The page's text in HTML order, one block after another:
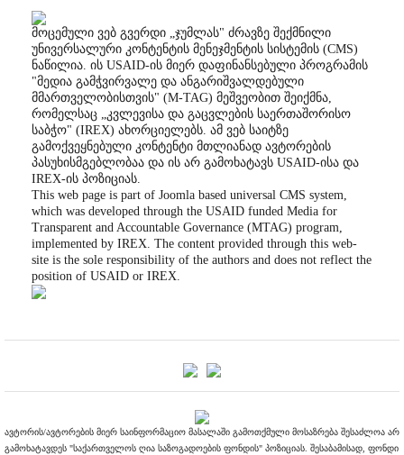
მოცემული ვებ გვერდი „ჯუმლას" ძრავზე შექმნილი
უნივერსალური კონტენტის მენეჯმენტის სისტემის (CMS)
ნაწილია. ის USAID-ის მიერ დაფინანსებული პროგრამის
"მედია გამჭვირვალე და ანგარიშვალდებული
მმართველობისთვის" (M-TAG) მეშვეობით შეიქმნა,
რომელსაც „კვლევისა და გაცვლების საერთაშორისო
საბჭო" (IREX) ახორციელებს. ამ ვებ საიტზე
გამოქვეყნებული კონტენტი მთლიანად ავტორების
პასუხისმგებლობაა და ის არ გამოხატავს USAID-ისა და
IREX-ის პოზიციას.
This web page is part of Joomla based universal CMS system,
which was developed through the USAID funded Media for
Transparent and Accountable Governance (MTAG) program,
implemented by IREX. The content provided through this web-
site is the sole responsibility of the authors and does not reflect the
position of USAID or IREX.
ავტორის/ავტორების მიერ საინფორმაციო მასალაში გამოთქმული მოსაზრება შესაძლოა არ
გამოხატავდეს "საქართველოს ღია საზოგადოების ფონდის" პოზიციას. შესაბამისად, ფონდი